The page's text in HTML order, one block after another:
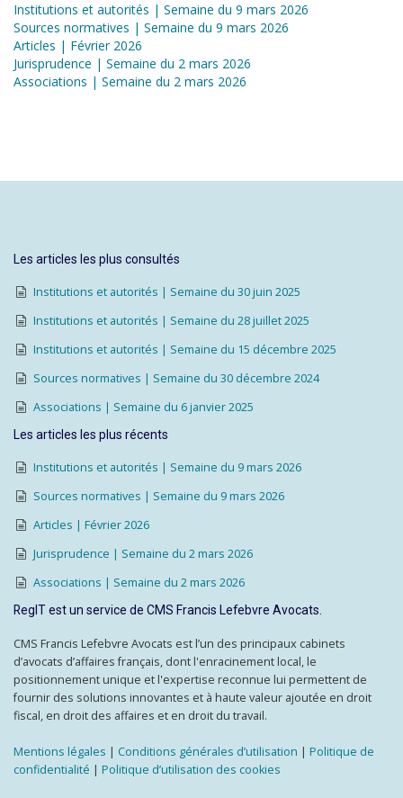
Institutions et autorités | Semaine du 9 mars 2026
Sources normatives | Semaine du 9 mars 2026
Articles | Février 2026
Jurisprudence | Semaine du 2 mars 2026
Associations | Semaine du 2 mars 2026
Les articles les plus consultés
Institutions et autorités | Semaine du 30 juin 2025
Institutions et autorités | Semaine du 28 juillet 2025
Institutions et autorités | Semaine du 15 décembre 2025
Sources normatives | Semaine du 30 décembre 2024
Associations | Semaine du 6 janvier 2025
Les articles les plus récents
Institutions et autorités | Semaine du 9 mars 2026
Sources normatives | Semaine du 9 mars 2026
Articles | Février 2026
Jurisprudence | Semaine du 2 mars 2026
Associations | Semaine du 2 mars 2026
RegIT est un service de CMS Francis Lefebvre Avocats.
CMS Francis Lefebvre Avocats est l’un des principaux cabinets
d’avocats d’affaires français, dont l'enracinement local, le
positionnement unique et l'expertise reconnue lui permettent de
fournir des solutions innovantes et à haute valeur ajoutée en droit
fiscal, en droit des affaires et en droit du travail.
Mentions légales | Conditions générales d’utilisation | Politique de
confidentialité | Politique d’utilisation des cookies